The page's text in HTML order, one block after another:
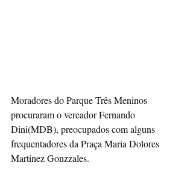
Moradores do Parque Três Meninos
procuraram o vereador Fernando
Dini(MDB), preocupados com alguns
frequentadores da Praça Maria Dolores
Martinez Gonzzales.